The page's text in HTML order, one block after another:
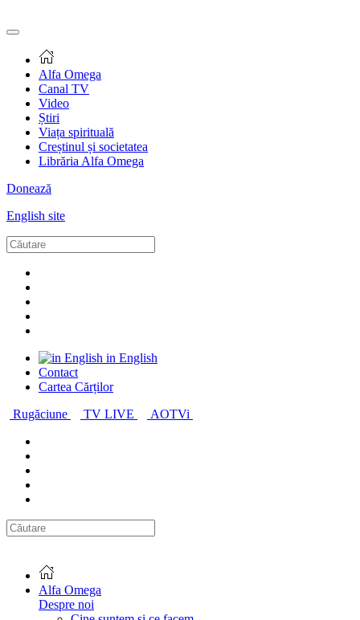
Alfa Omega
Canal TV
Video
Știri
Viața spirituală
Creștinul și societatea
Librăria Alfa Omega
Donează
English site
in English
Contact
Cartea Cărților
Rugăciune
TV LIVE AOTVi
Alfa Omega
Despre noi